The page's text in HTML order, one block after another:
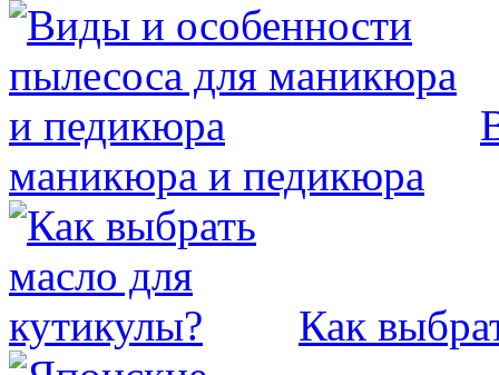
маникюра и педикюра
Как